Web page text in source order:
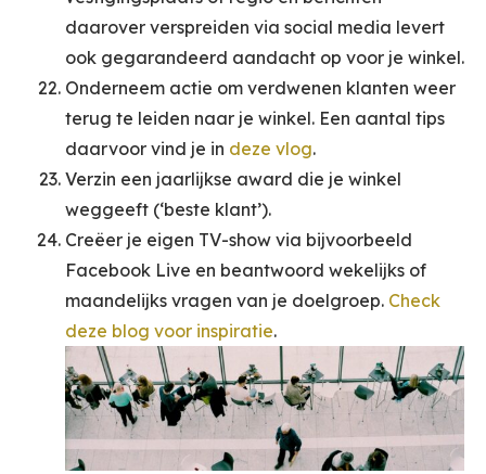
daarover verspreiden via social media levert
ook gegarandeerd aandacht op voor je winkel.
Onderneem actie om verdwenen klanten weer
terug te leiden naar je winkel. Een aantal tips
daarvoor vind je in deze vlog.
Verzin een jaarlijkse award die je winkel
weggeeft (‘beste klant’).
Creëer je eigen TV-show via bijvoorbeeld
Facebook Live en beantwoord wekelijks of
maandelijks vragen van je doelgroep. Check
deze blog voor inspiratie.